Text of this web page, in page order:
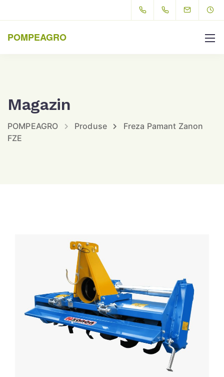
POMPEAGRO
Magazin
POMPEAGRO Produse
Freza Pamant Zanon
FZE